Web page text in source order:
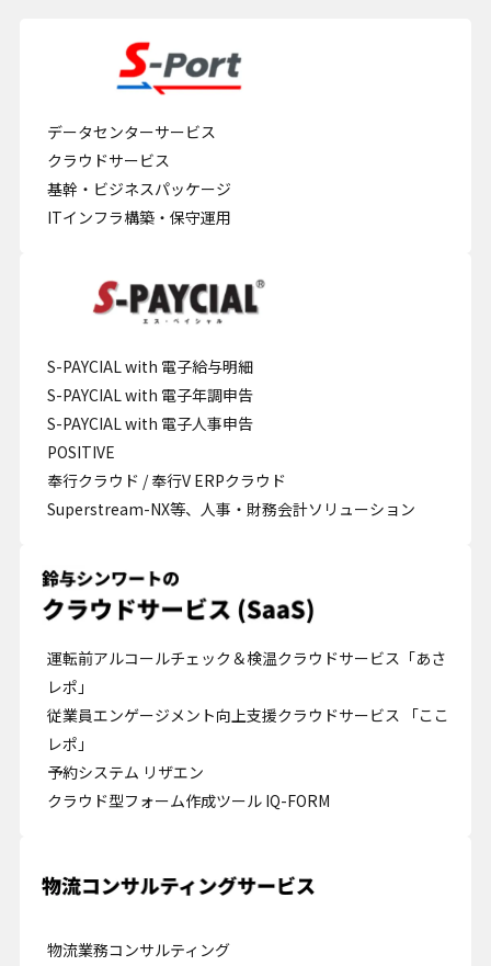
データセンターサービス
クラウドサービス
基幹・ビジネスパッケージ
ITインフラ構築・保守運用
S-PAYCIAL with 電子給与明細
S-PAYCIAL with 電子年調申告
S-PAYCIAL with 電子人事申告
POSITIVE
奉行クラウド / 奉行V ERPクラウド
Superstream-NX等、人事・財務会計ソリューション
運転前アルコールチェック＆検温クラウドサービス「あさ
レポ」
従業員エンゲージメント向上支援クラウドサービス 「ここ
レポ」
予約システム リザエン
クラウド型フォーム作成ツール IQ-FORM
物流業務コンサルティング
プライバシー情報
プライバシー情報